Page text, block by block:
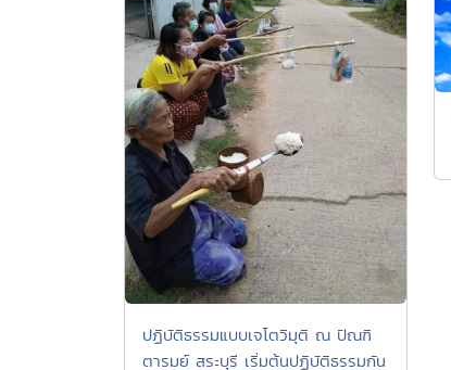
ปฏิบัติธรรมแบบเจโตวิมุติ ณ ปัณฑิ
ตารมย์ สระบุรี เริ่มต้นปฏิบัติธรรมกัน